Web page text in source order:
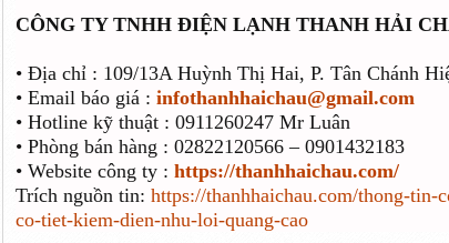
CÔNG TY TNHH ĐIỆN LẠNH THANH HẢI
• Địa chỉ : 109/13A Huỳnh Thị Hai, P. Tân Chánh
• Email báo giá : infothanhhaichau@gmail.com
• Hotline kỹ thuật : 0911260247 Mr Luân
• Phòng bán hàng : 02822120566 – 0901432183
• Website công ty : https://thanhhaichau.com/
Trích nguồn tin: https://thanhhaichau.com/thong-
co-tiet-kiem-dien-nhu-loi-quang-cao